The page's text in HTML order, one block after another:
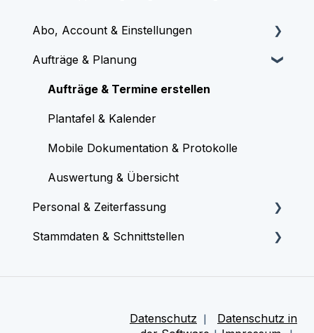
Abo, Account & Einstellungen
Onboarding & Start
Lizenzen & Abrechnung
System & Grundeinstellungen
Fehlerbehebung & Technische Hilfe
Aufträge & Planung
Aufträge & Termine erstellen
Plantafel & Kalender
Mobile Dokumentation & Protokolle
Auswertung & Übersicht
Personal & Zeiterfassung
Personal & Rechte verwalten
Stammdaten & Schnittstellen
verwalten
Buchhaltungs-Schnittstellen (Lexware,
Datenschutz | Datenschutz in